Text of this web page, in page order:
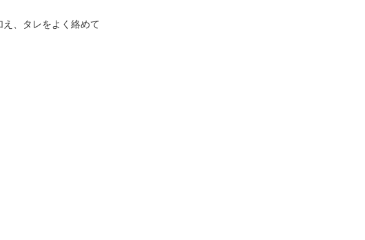
、タレをよく絡めて